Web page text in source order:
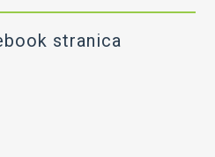
stranica